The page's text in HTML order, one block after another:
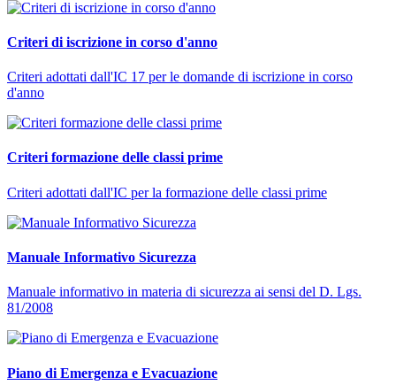
Criteri di iscrizione in corso d'anno
Criteri adottati dall'IC 17 per le domande di iscrizione in corso
d'anno
Criteri formazione delle classi prime
Criteri adottati dall'IC per la formazione delle classi prime
Manuale Informativo Sicurezza
Manuale informativo in materia di sicurezza ai sensi del D. Lgs.
81/2008
Piano di Emergenza e Evacuazione